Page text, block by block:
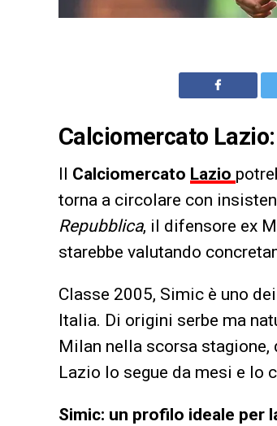
Calciomercato
Il Calciomercato Lazio
torna a circolare con
Repubblica, il difensore ex
starebbe valutando
Classe 2005, Simic è uno
Italia. Di origini serbe ma
Milan nella scorsa
Lazio lo segue da mesi e lo
Simic: un profilo ideale per